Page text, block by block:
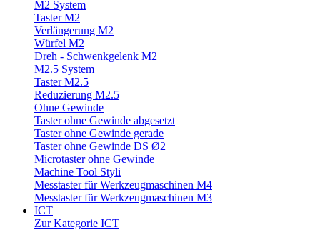
M2 System
Taster M2
Verlängerung M2
Würfel M2
Dreh - Schwenkgelenk M2
M2.5 System
Taster M2.5
Reduzierung M2.5
Ohne Gewinde
Taster ohne Gewinde abgesetzt
Taster ohne Gewinde gerade
Taster ohne Gewinde DS Ø2
Microtaster ohne Gewinde
Machine Tool Styli
Messtaster für Werkzeugmaschinen M4
Messtaster für Werkzeugmaschinen M3
ICT
Zur Kategorie ICT